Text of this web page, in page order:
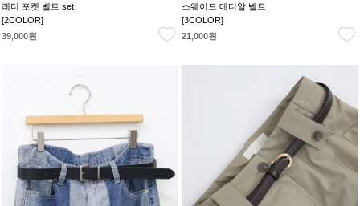
레더 포켓 벨트 set
[2COLOR]
39,000원
스웨이드 메디알 벨트
[3COLOR]
21,000원